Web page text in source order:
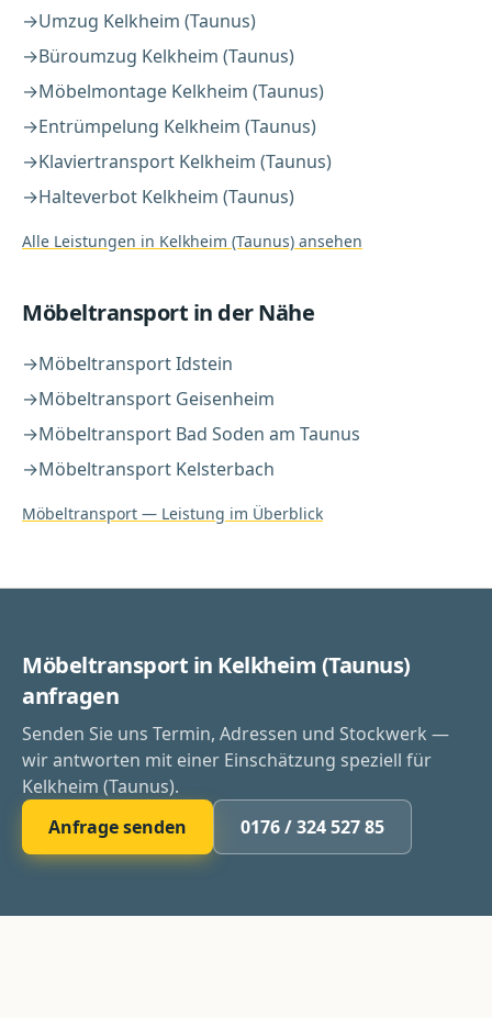
→Umzug Kelkheim (Taunus)
→Büroumzug Kelkheim (Taunus)
→Möbelmontage Kelkheim (Taunus)
→Entrümpelung Kelkheim (Taunus)
→Klaviertransport Kelkheim (Taunus)
→Halteverbot Kelkheim (Taunus)
Alle Leistungen in Kelkheim (Taunus) ansehen
Möbeltransport in der Nähe
→MöbeltransportIdstein
→Möbeltransport Geisenheim
→Möbeltransport Bad Soden am Taunus
→Möbeltransport Kelsterbach
Möbeltransport — Leistung im Überblick
Möbeltransport in Kelkheim (Taunus)
anfragen
Senden Sie uns Termin, Adressen und Stockwerk —
wir antworten mit einer Einschätzung speziell für
Kelkheim (Taunus).
Anfrage senden
0176 / 324 527 85